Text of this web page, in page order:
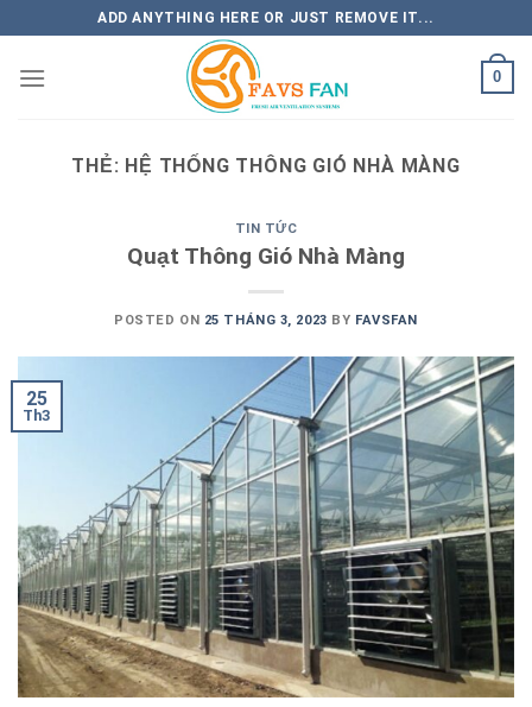
to
content
ADD ANYTHING HERE OR JUST REMOVE IT...
0
THẺ: HỆ THỐNG THÔNG GIÓ NHÀ MÀNG
TIN TỨC
Quạt Thông Gió Nhà Màng
POSTED ON 25 THÁNG 3, 2023 BY FAVSFAN
25
Th3